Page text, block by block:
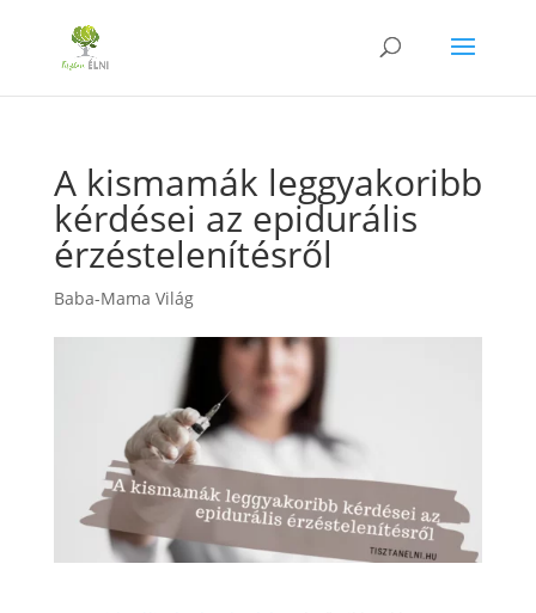
A kismamák leggyakoribb
kérdései az epidurális
érzéstelenítésről
Baba-Mama Világ